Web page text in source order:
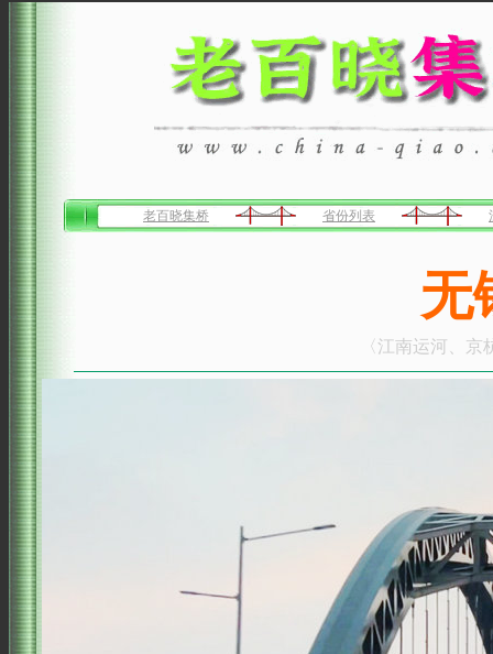
老百晓集桥 省份列表
无
〈江南运河、